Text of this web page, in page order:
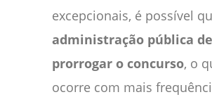
excepcionais, é possível
administração pública
prorrogar o concurso, o
ocorre com mais